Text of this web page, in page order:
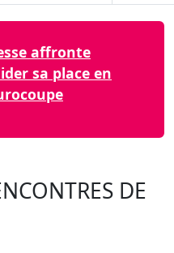
affronte
sa place en
DE